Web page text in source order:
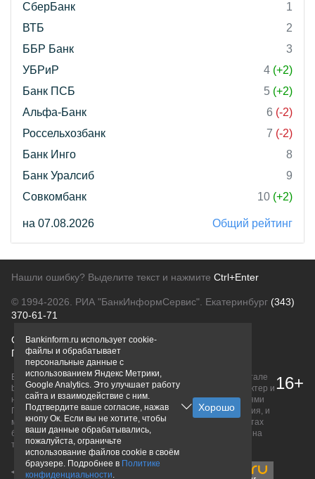
СберБанк
1
ВТБ
2
ББР Банк
3
УБРиР
4 (+2)
Банк ПСБ
5 (+2)
Альфа-Банк
6 (-2)
Россельхозбанк
7 (-2)
Банк Инго
8
Банк Уралсиб
9
Совкомбанк
10 (+2)
на 07.08.2026 Общий рейтинг
Нашли ошибку? Выделите текст и нажмите Ctrl+Enter
© 1994-2026. РИА "БанкИнформСервис". Екатеринбург (343)
370-61-71
О проектеПолитика конфиденциальности
Правовая информацияДля рекламодателей
Вся информация о продуктах банков, размещенная на портале
bankinform.ru, носит исключительно ознакомительный характер и
не является публичной офертой, определяемой положениями
ГК РФ. Информация не содержит точного и полного описания, и
может быть изменена. Конечные условия уточняйте на сайтах
банков или при личном обращении. Исключительное право на
товарные знаки принадлежит их правообладателям.
16+
Bankinform.ru использует cookie-
файлы и обрабатывает
персональные данные с
использованием Яндекс Метрики,
Google Analytics. Это улучшает работу
сайта и взаимодействие с ним.
Подтвердите ваше согласие, нажав
кнопу Ок. Если вы не хотите, чтобы
ваши данные обрабатывались,
пожалуйста, ограничьте
использование файлов cookie в своём
браузере. Подробнее в Политике
конфиденциальности.